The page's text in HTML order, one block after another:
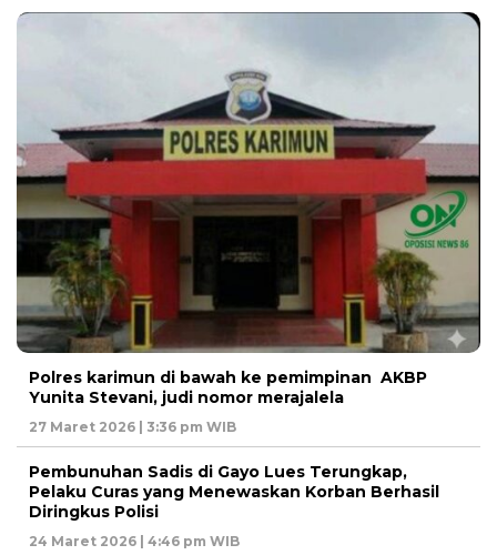
Polres karimun di bawah ke pemimpinan AKBP
Yunita Stevani, judi nomor merajalela
27 Maret 2026 | 3:36 pm WIB
Pembunuhan Sadis di Gayo Lues Terungkap,
Pelaku Curas yang Menewaskan Korban Berhasil
Diringkus Polisi
24 Maret 2026 | 4:46 pm WIB